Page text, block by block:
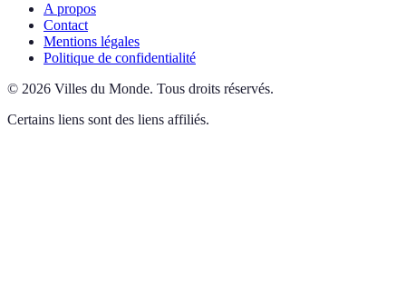
A propos
Contact
Mentions légales
Politique de confidentialité
© 2026 Villes du Monde. Tous droits réservés.
Certains liens sont des liens affiliés.